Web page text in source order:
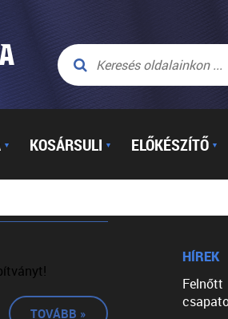
▼ KOSÁRSULI ▼ ELŐKÉSZÍTŐ ▼
TOVÁBB »
HÍREK
Felnőtt